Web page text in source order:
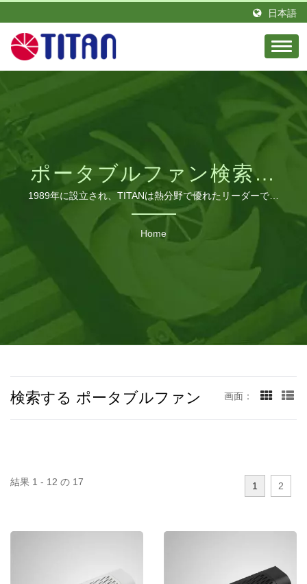
日本語
ポータブルファン検索さ
れた| B2B冷却ファンメー
カー | 工業用、RVおよび
PC冷却ソリューション –
1989年に設立され、TITANは熱分野で優れたリーダーであ
り、情熱とエリートエンジニアのチームを持っています。
台湾に拠点を置き、ドイツに支店を設立しました。 TITAN
は、グローバルなさまざまな地域に多くの販売代理店を持っ
信頼を得ています。 私たちは、さまざまな要求に対応する
ために生産ラインを拡大し、中国広東省に製造工場を建設し
Home
検索する ポータブルファン 画面：
結果 1 - 12 の 17 1 2